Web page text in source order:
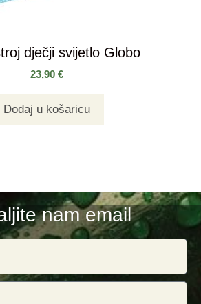
dječji svijetlo Globo
23,90 €
Dodaj u košaricu
nam email